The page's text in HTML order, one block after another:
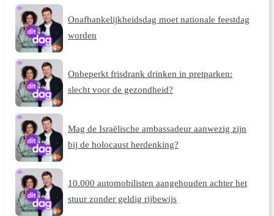
Onafhankelijkheidsdag moet nationale feestdag
worden
Onbeperkt frisdrank drinken in pretparken:
slecht voor de gezondheid?
Mag de Israëlische ambassadeur aanwezig zijn
bij de holocaust herdenking?
10.000 automobilisten aangehouden achter het
stuur zonder geldig rijbewijs